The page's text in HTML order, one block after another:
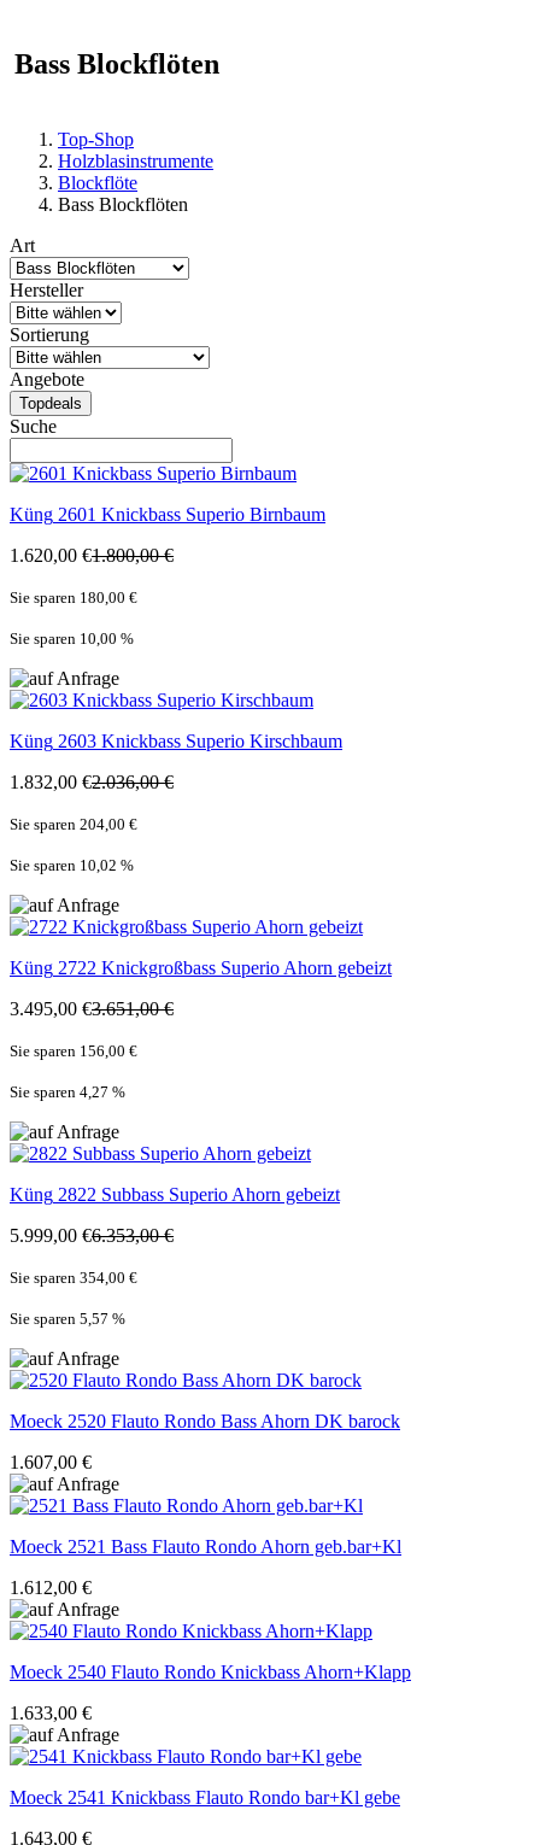
Bass Blockflöten
Top-Shop
Holzblasinstrumente
Blockflöte
Bass Blockflöten
Art
Hersteller
Sortierung
Angebote
Topdeals
Suche
Küng 2601 Knickbass Superio Birnbaum
1.620,00 €1.800,00 €
Sie sparen 180,00 €
Sie sparen 10,00 %
Küng 2603 Knickbass Superio Kirschbaum
1.832,00 €2.036,00 €
Sie sparen 204,00 €
Sie sparen 10,02 %
Küng 2722 Knickgroßbass Superio Ahorn gebeizt
3.495,00 €3.651,00 €
Sie sparen 156,00 €
Sie sparen 4,27 %
Küng 2822 Subbass Superio Ahorn gebeizt
5.999,00 €6.353,00 €
Sie sparen 354,00 €
Sie sparen 5,57 %
Moeck 2520 Flauto Rondo Bass Ahorn DK barock
1.607,00 €
Moeck 2521 Bass Flauto Rondo Ahorn geb.bar+Kl
1.612,00 €
Moeck 2540 Flauto Rondo Knickbass Ahorn+Klapp
1.633,00 €
Moeck 2541 Knickbass Flauto Rondo bar+Kl gebe
1.643,00 €